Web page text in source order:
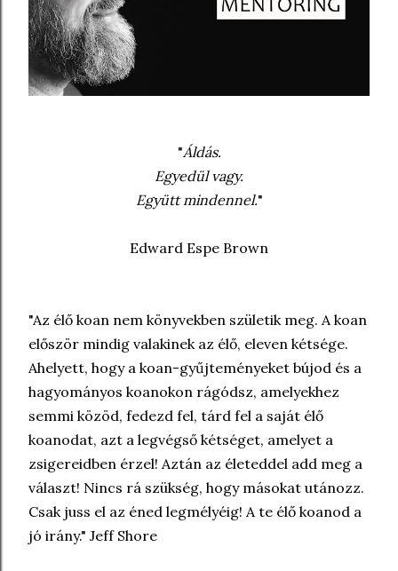
"Áldás.
Egyedül vagy.
Együtt mindennel."
Edward Espe Brown
"Az élő koan nem könyvekben születik meg. A koan
először mindig valakinek az élő, eleven kétsége.
Ahelyett, hogy a koan-gyűjteményeket bújod és a
hagyományos koanokon rágódsz, amelyekhez
semmi közöd, fedezd fel, tárd fel a saját élő
koanodat, azt a legvégső kétséget, amelyet a
zsigereidben érzel! Aztán az életeddel add meg a
választ! Nincs rá szükség, hogy másokat utánozz.
Csak juss el az éned legmélyéig! A te élő koanod a
jó irány." Jeff Shore